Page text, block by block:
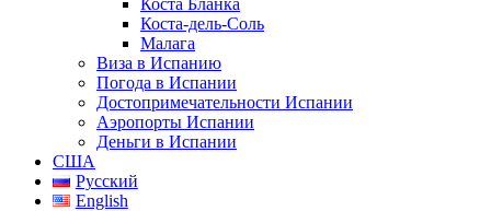
Коста Бланка
Коста-дель-Соль
Малага
Виза в Испанию
Погода в Испании
Достопримечательности Испании
Аэропорты Испании
Деньги в Испании
США
Русский
English